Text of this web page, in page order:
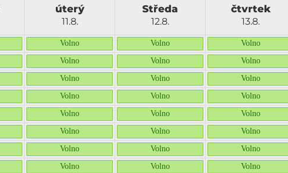
úterý
11.8.
Volno
Volno
Volno
Volno
Volno
Volno
Volno
Volno
Středa
12.8.
Volno
Volno
Volno
Volno
Volno
Volno
Volno
Volno
čtvrtek
13.8.
Volno
Volno
Volno
Volno
Volno
Volno
Volno
Volno